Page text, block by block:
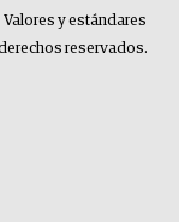
Valores y estándares
reservados.